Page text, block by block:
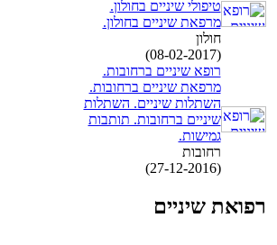
טיפולי שיניים בחולון.
מרפאת שיניים בחולון.
חולון
(08-02-2017)
רופא שיניים ברחובות.
מרפאת שיניים ברחובות.
השתלות שיניים. השתלות
שיניים ברחובות. תותבות
גמישות.
רחובות
(27-12-2016)
רפואת שיניים